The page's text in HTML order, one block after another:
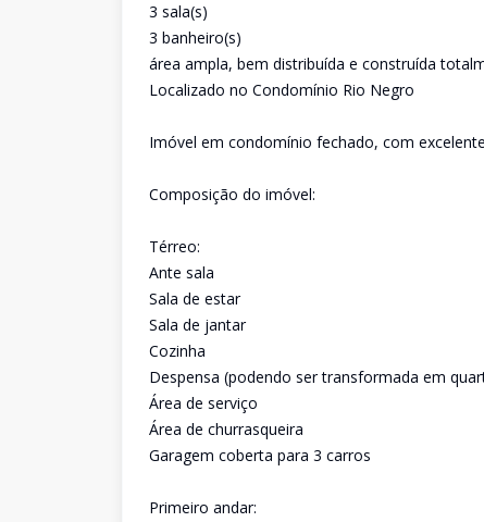
3 sala(s)
3 banheiro(s)
área ampla, bem distribuída e construída
Localizado no Condomínio Rio Negro
Imóvel em condomínio fechado, com
Composição do imóvel:
Térreo:
Ante sala
Sala de estar
Sala de jantar
Cozinha
Despensa (podendo ser transformada em
Área de serviço
Área de churrasqueira
Garagem coberta para 3 carros
Primeiro andar: